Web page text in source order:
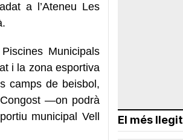
a l’Ateneu Les
Municipals
i la zona esportiva
camps de beisbol,
—on podrà
municipal Vell
El més llegit